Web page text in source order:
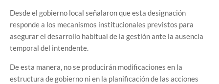
Desde el gobierno local señalaron que esta designación
responde a los mecanismos institucionales previstos para
asegurar el desarrollo habitual de la gestión ante la ausencia
temporal del intendente.
De esta manera, no se producirán modificaciones en la
estructura de gobierno ni en la planificación de las acciones